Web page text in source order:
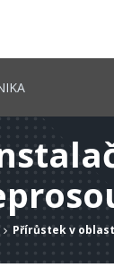
Přírůstek v